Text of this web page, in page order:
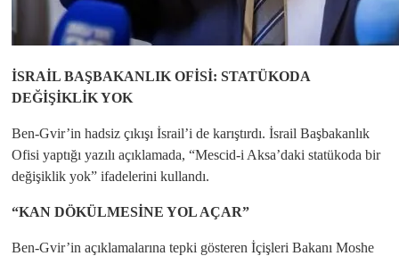
İSRAİL BAŞBAKANLIK OFİSİ: STATÜKODA
DEĞİŞİKLİK YOK
Ben-Gvir’in hadsiz çıkışı İsrail’i de karıştırdı. İsrail Başbakanlık
Ofisi yaptığı yazılı açıklamada, “Mescid-i Aksa’daki statükoda bir
değişiklik yok” ifadelerini kullandı.
“KAN DÖKÜLMESİNE YOL AÇAR”
Ben-Gvir’in açıklamalarına tepki gösteren İçişleri Bakanı Moshe